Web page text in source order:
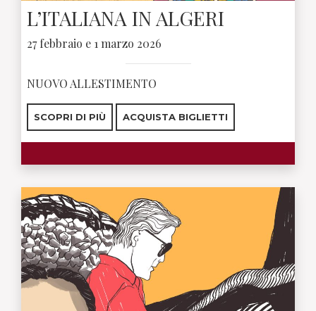
L’ITALIANA IN ALGERI
27 febbraio e 1 marzo 2026
NUOVO ALLESTIMENTO
SCOPRI DI PIÙ ACQUISTA BIGLIETTI